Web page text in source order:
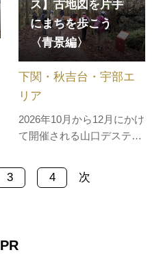
か、季節の果物や野菜を使
った約20種類のシャーベッ
トが人気です。於福温泉
で、神経痛、…
ス】古地図を片手
にまちを歩こう
〈青景編〉
2026年10月から12月にかけ
て開催される山口デスティ
記念して、特別ガイドツア
ーが登場します。秋吉台国
ジオガイドがご案内しま
下関・秋吉台・宇部エ
リア
3 4 次
PR